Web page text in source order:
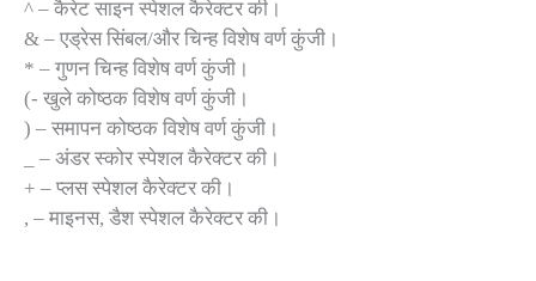
^ – कैरेट साइन स्पेशल कैरेक्टर की।
& – एड्रेस सिंबल/और चिन्ह विशेष वर्ण कुंजी।
* – गुणन चिन्ह विशेष वर्ण कुंजी।
(- खुले कोष्ठक विशेष वर्ण कुंजी।
) – समापन कोष्ठक विशेष वर्ण कुंजी।
_ – अंडर स्कोर स्पेशल कैरेक्टर की।
+ – प्लस स्पेशल कैरेक्टर की।
, – माइनस, डैश स्पेशल कैरेक्टर की।